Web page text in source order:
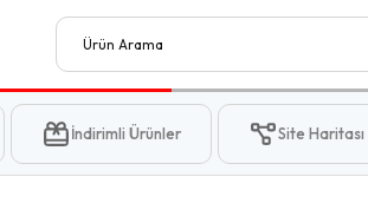
İndirimli Ürünler Site Haritası